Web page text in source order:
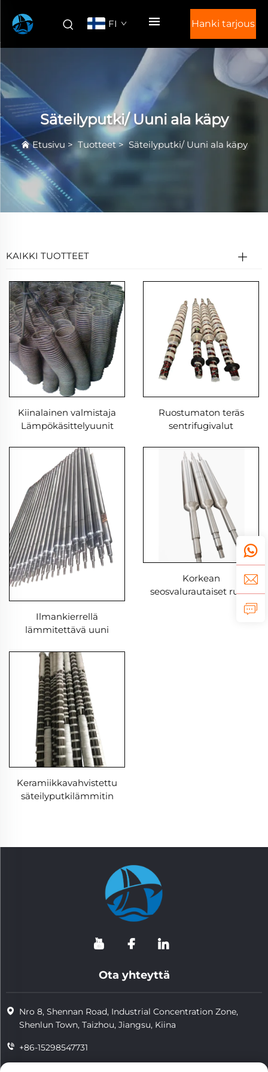
FI Hanki tarjous
Säteilyputki/ Uuni ala käpy
Etusivu >Tuotteet>Säteilyputki/ Uuni ala käpy
KAIKKI TUOTTEET
Kiinalainen valmistaja
Lämpökäsittelyuunit
toimittajat
Ruostumaton teräs
sentrifugivalut
Ilmankierrellä
lämmitettävä uuni
Korkean
seosvalurautaiset rullat
Keramiikkavahvistettu
säteilyputkilämmitin
Ota yhteyttä
Nro 8, Shennan Road, Industrial Concentration Zone,
Shenlun Town, Taizhou, Jiangsu, Kiina
+86-15298547731